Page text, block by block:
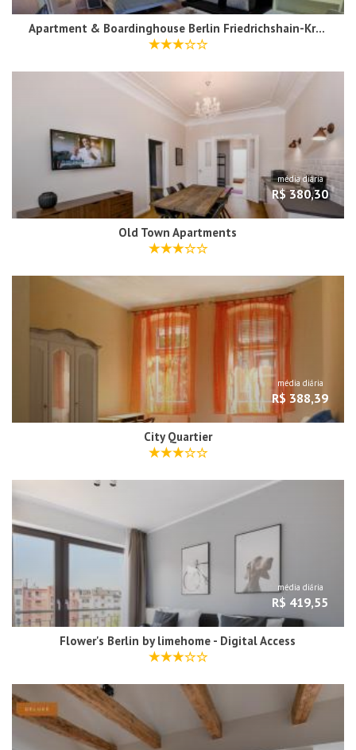
Apartment & Boardinghouse Berlin Friedrichshain-Kreuzberg
média diária
R$ 380,30
Old Town Apartments
média diária
R$ 388,39
City Quartier
média diária
R$ 419,55
Flower's Berlin by limehome - Digital Access